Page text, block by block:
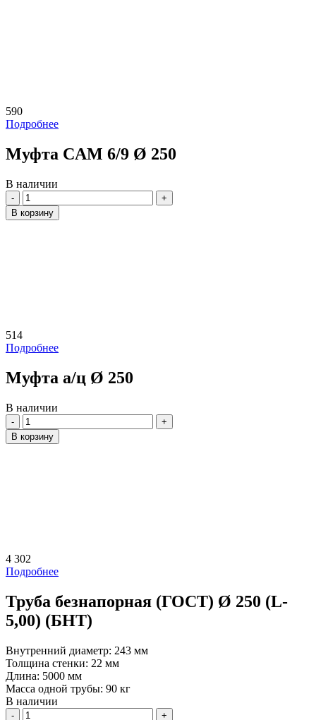
590
Подробнее
Муфта CAM 6/9 Ø 250
В наличии
Количество
В корзину
514
Подробнее
Муфта а/ц Ø 250
В наличии
Количество
В корзину
4 302
Подробнее
Труба безнапорная (ГОСТ) Ø 250 (L-
5,00) (БНТ)
Внутренний диаметр: 243 мм
Толщина стенки: 22 мм
Длина: 5000 мм
Масса одной трубы: 90 кг
В наличии
Количество